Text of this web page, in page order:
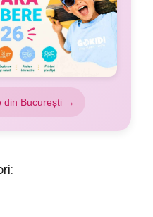
din București →